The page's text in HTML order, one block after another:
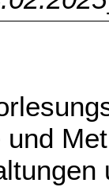
und